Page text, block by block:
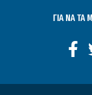
ΓΙΑ ΝΑ ΤΑ